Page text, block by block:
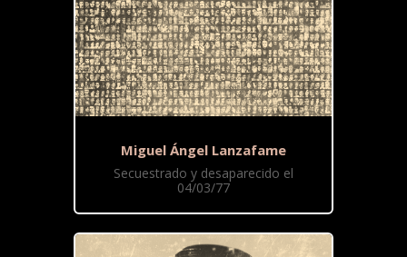
Miguel Ángel Lanzafame
Secuestrado y desaparecido el
04/03/77